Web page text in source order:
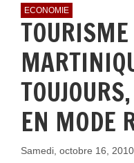
ECONOMIE
EN MODE
Samedi, octobre 16,